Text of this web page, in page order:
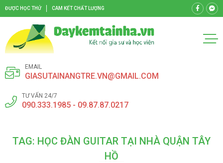
ĐƯỢC HỌC THỬ CAM KẾT CHẤT LƯỢNG
EMAIL
GIASUTAINANGTRE.VN@GMAIL.COM
TƯ VẤN 24/7
090.333.1985 - 09.87.87.0217
TAG: HỌC ĐÀN GUITAR TẠI NHÀ QUẬN TÂY
HỒ